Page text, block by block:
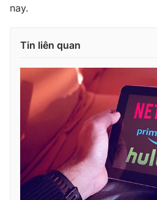
thuận bằng văn bản. Ghi rõ nguồn
thông tin từ website này.
nay.
Tin liên quan